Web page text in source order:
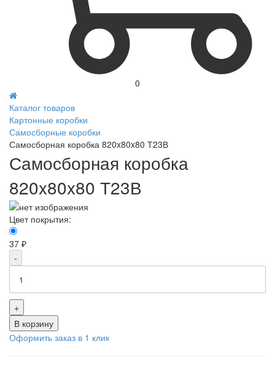
0
Каталог товаров
Картонные коробки
Самосборные коробки
Самосборная коробка 820x80x80 Т23В
Самосборная коробка
820x80x80 Т23В
Цвет покрытия:
37 ₽
-
+
В корзину
Оформить заказ в 1 клик